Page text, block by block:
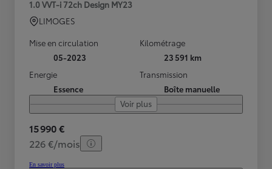
1.0 VVT-i 72ch Design MY23
LIMOGES
Mise en circulation
05-2023
Kilométrage
23 591 km
Energie
Essence
Transmission
Boîte manuelle
Voir plus
15 990 €
226 €/mois
En savoir plus